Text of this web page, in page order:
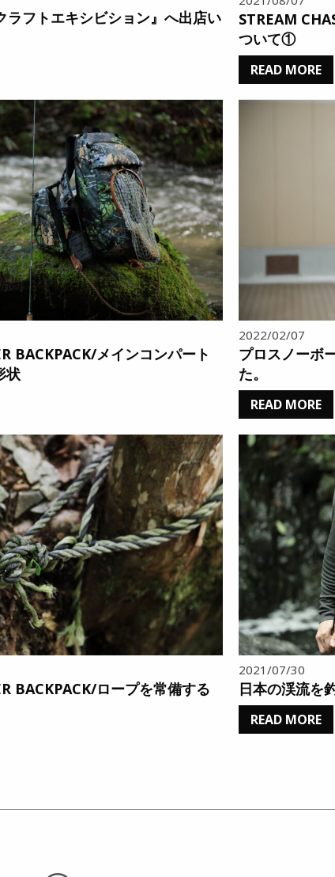
ラフトエキシビション』へ出店い
STREAM
ついて①
READ MORE
BACKPACK/メインコンパート
状
2022/02/07
プロスノーボ
た。
READ MORE
BACKPACK/ロープを常備する
2021/07/30
日本の渓流を
READ MORE